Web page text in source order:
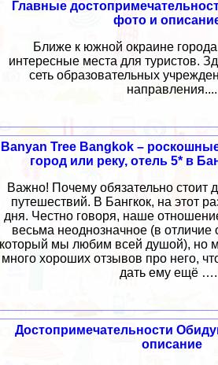
Главные
фото и
Ближе к южной окраине
интересные места для туристов.
сеть образовательных
направления....
Banyan Tree Bangkok –
город или реку, отель 5* в
Важно! Почему обязательно стоит
путешествий. В Бангкок, на этот
дня. Честно говоря, наше
весьма неоднозначное (в отличие
который мы любим всей душой), но
много хороших отзывов про него,
дать ему ещё
Достопримечательности
описание